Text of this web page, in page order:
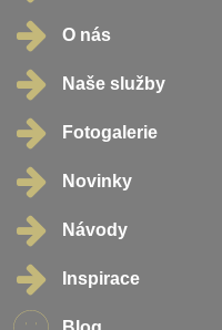
O nás
Naše služby
Fotogalerie
Novinky
Návody
Inspirace